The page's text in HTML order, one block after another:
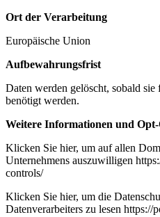
Ort der Verarbeitung
Europäische Union
Aufbewahrungsfrist
Daten werden gelöscht, sobald
benötigt werden.
Weitere Informationen und
Klicken Sie hier, um auf allen
Unternehmens auszuwilligen
controls/
Klicken Sie hier, um die
Datenverarbeiters zu lesen